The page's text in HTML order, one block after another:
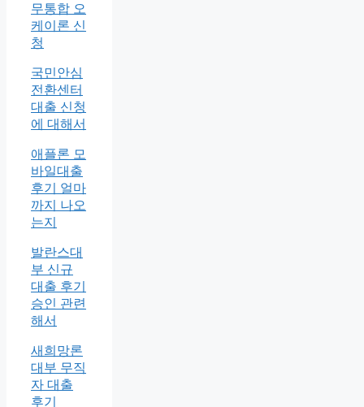
무통합 오
케이론 신
청
국민안심
전환센터
대출 신청
에 대해서
애플론 모
바일대출
후기 얼마
까지 나오
는지
발란스대
부 신규
대출 후기
승인 관련
해서
새희망론
대부 무직
자 대출
후기